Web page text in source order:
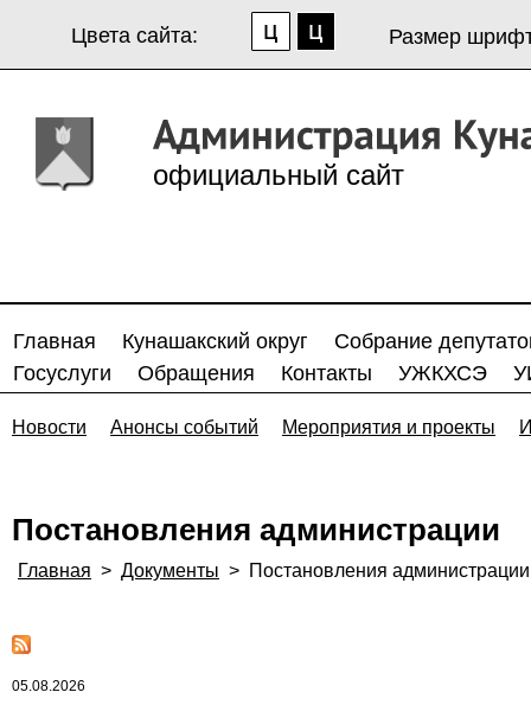
Цвета сайта: Размер
официальный сайт
Главная Кунашакский округ
Собрание
Госуслуги
Обращения Контакты УЖКХСЭ
Новости Анонсы событий Мероприятия и проекты
Постановления администрации
Главная > Документы > Постановления администрации
05.08.2026